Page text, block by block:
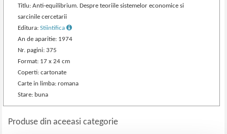
Titlu: Anti-equilibrium. Despre teoriile sistemelor economice si
sarcinile cercetarii
Editura:Stiintifica
An de aparitie: 1974
Nr. pagini: 375
Format: 17 x 24 cm
Coperti: cartonate
Carte in limba: romana
Stare: buna
Produse din aceeasi categorie